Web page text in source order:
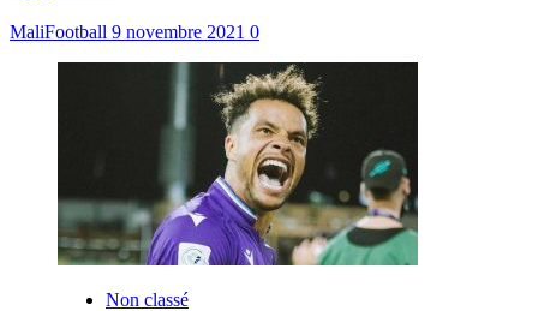
MaliFootball 9 novembre 2021 0
Non classé